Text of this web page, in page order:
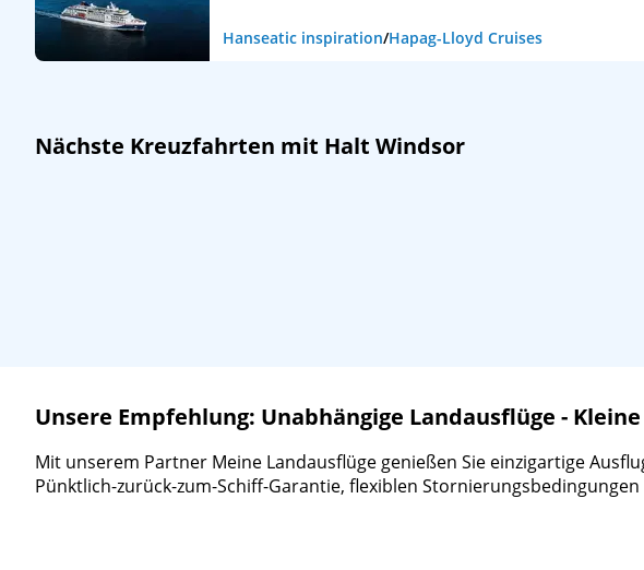
Hanseatic inspiration/Hapag-Lloyd Cruises
Nächste Kreuzfahrten mit Halt Windsor
Unsere Empfehlung: Unabhängige Landausflüge -
Mit unserem Partner Meine Landausflüge genießen Sie einzigartige
Pünktlich-zurück-zum-Schiff-Garantie, flexiblen